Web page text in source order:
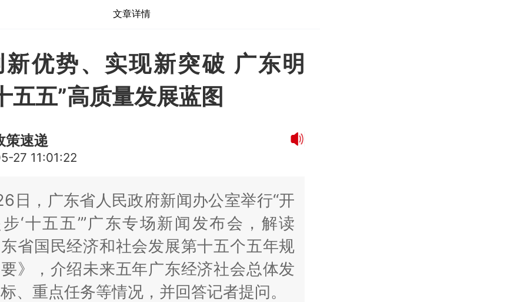
文章详情
新优势、实现新突破 广东明
五五”高质量发展蓝图
策速递
27 11:01:22
日，广东省人民政府新闻办公室举行“开
‘十五五’”广东专场新闻发布会，解读
省国民经济和社会发展第十五个五年规
》，介绍未来五年广东经济社会总体发
、重点任务等情况，并回答记者提问。